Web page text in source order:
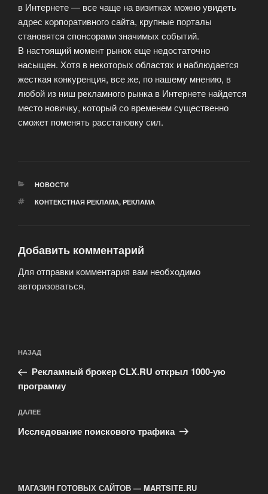
в Интернете — все чаще на визитках можно увидеть
адрес корпоративного сайта, крупные порталы
становятся спонсорами значимых событий.
В настоящий момент рынок еще недостаточно
насыщен. Хотя в некоторых областях и наблюдается
жесткая конкуренция, все же, по нашему мнению, в
любой из ниш рекламного рынка в Интернете найдется
место новичку, который со временем существенно
сможет поменять расстановку сил.
РУБРИКИ
НОВОСТИ
МЕТКИ
КОНТЕКСТНАЯ РЕКЛАМА, РЕКЛАМА
Добавить комментарий
Для отправки комментария вам необходимо
авторизоваться.
по
записям
Предыдущая
запись:
НАЗАД
Рекламный брокер CLX.RU открыл 1000-ую
программу
Следующая
запись
ДАЛЕЕ
Исследование поискового трафика
МАГАЗИН ГОТОВЫХ САЙТОВ — MARTSITE.RU